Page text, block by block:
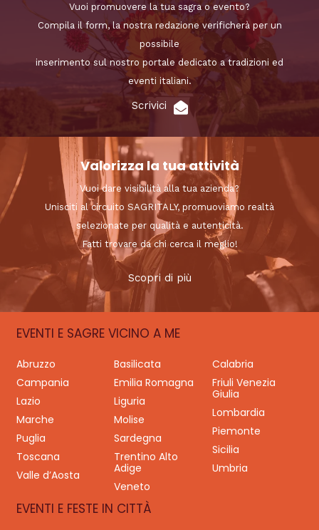
Vuoi promuovere la tua sagra o evento?
Compila il form, la nostra redazione verificherà per un
possibile
inserimento sul nostro portale dedicato a tradizioni ed
eventi italiani.
Scrivici
Valorizza la tua attività
Vuoi dare visibilità alla tua azienda?
Unisciti al circuito SAGRITALY, promuoviamo realtà
selezionate per qualità e autenticità.
Fatti trovare da chi cerca il meglio!
Scopri di più
EVENTI E SAGRE VICINO A ME
Abruzzo Basilicata
Calabria
Campania
Emilia Romagna
Friuli Venezia
Giulia
Lazio
Liguria
Lombardia
Marche
Molise
Piemonte
Puglia
Sardegna
Sicilia
Toscana
Trentino Alto
Adige
Umbria
Valle d’Aosta
Veneto
EVENTI E FESTE IN CITTÀ